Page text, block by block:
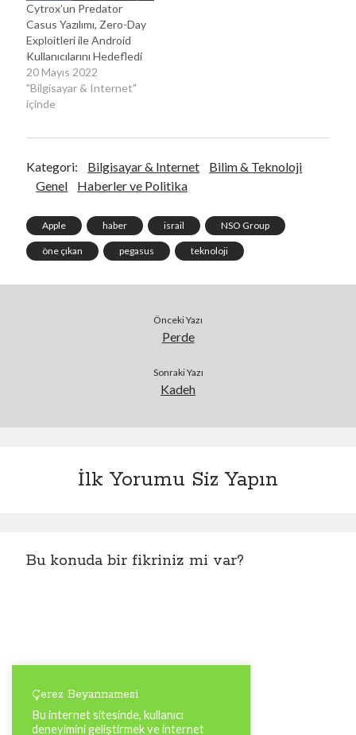
Cytrox’un Predator
Casus Yazılımı, Zero-Day
Exploitleri ile Android
Kullanıcılarını Hedefledi
20 Mayıs 2022
"Bilgisayar & Internet"
içinde
Kategori: Bilgisayar & Internet
Bilim & Teknoloji
Genel
Haberler ve Politika
Apple haber israil NSO Group
öne çıkan pegasus teknoloji
Önceki Yazı
Perde
Sonraki Yazı
Kadeh
İlk Yorumu Siz Yapın
Bu konuda bir fikriniz mi var?
Çerez Beyannamesi
Bu internet sitesinde, kullanıcı
deneyimini geliştirmek ve internet